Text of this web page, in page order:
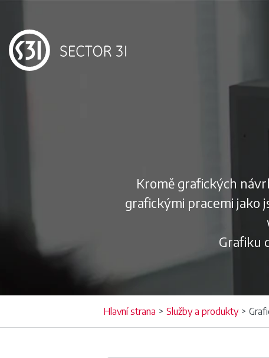
Kromě grafických
grafickými pracemi jako
Grafiku
Hlavní strana > Služby a produkty >